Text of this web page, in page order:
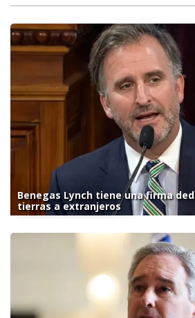
Benegas Lynch tiene una firma
tierras a extranjeros